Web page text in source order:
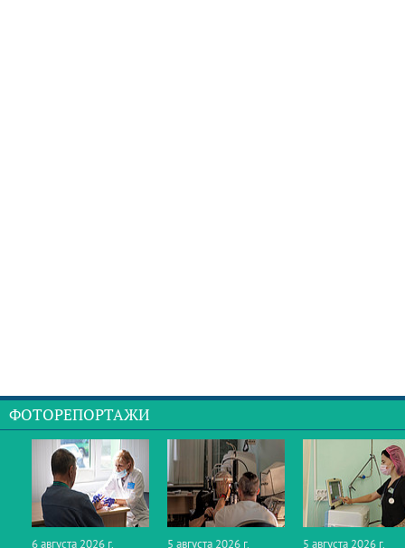
ФОТОРЕПОРТАЖИ
6 августа 2026 г. 5 августа 2026 г. 5 августа 2026 г.